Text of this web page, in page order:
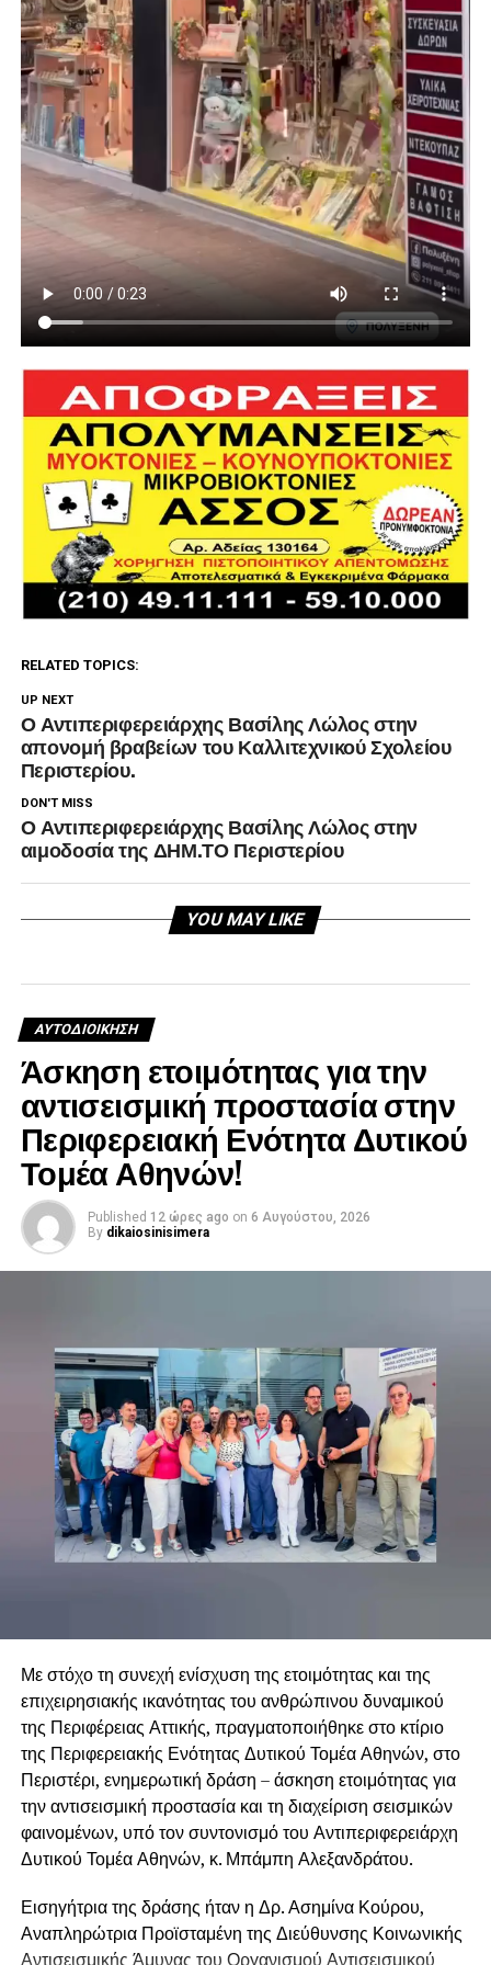
RELATED TOPICS:
UP NEXT
Ο Αντιπεριφερειάρχης Βασίλης Λώλος στην
απονομή βραβείων του Καλλιτεχνικού Σχολείου
Περιστερίου.
DON'T MISS
Ο Αντιπεριφερειάρχης Βασίλης Λώλος στην
αιμοδοσία της ΔΗΜ.ΤΟ Περιστερίου
YOU MAY LIKE
ΑΥΤΟΔΙΟΊΚΗΣΗ
Άσκηση ετοιμότητας για την
αντισεισμική προστασία στην
Περιφερειακή Ενότητα Δυτικού
Τομέα Αθηνών!
Published 12 ώρες ago on 6 Αυγούστου, 2026
By dikaiosinisimera
Με στόχο τη συνεχή ενίσχυση της ετοιμότητας και της
επιχειρησιακής ικανότητας του ανθρώπινου δυναμικού
της Περιφέρειας Αττικής, πραγματοποιήθηκε στο κτίριο
της Περιφερειακής Ενότητας Δυτικού Τομέα Αθηνών, στο
Περιστέρι, ενημερωτική δράση – άσκηση ετοιμότητας για
την αντισεισμική προστασία και τη διαχείριση σεισμικών
φαινομένων, υπό τον συντονισμό του Αντιπεριφερειάρχη
Δυτικού Τομέα Αθηνών, κ. Μπάμπη Αλεξανδράτου.
Εισηγήτρια της δράσης ήταν η Δρ. Ασημίνα Κούρου,
Αναπληρώτρια Προϊσταμένη της Διεύθυνσης Κοινωνικής
Αντισεισμικής Άμυνας του Οργανισμού Αντισεισμικού